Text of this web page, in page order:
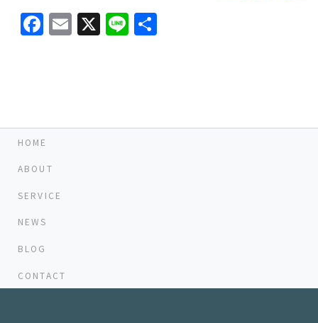
Facebook
Email
X Line
HOME
ABOUT
SERVICE
NEWS
BLOG
CONTACT